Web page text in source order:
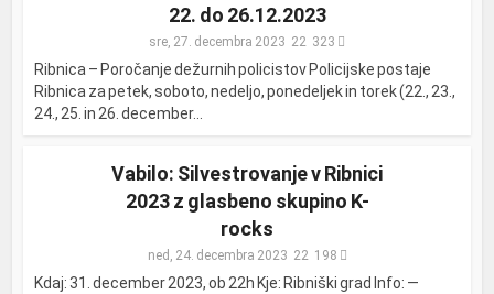
22. do 26.12.2023
sre, 27. decembra 2023 323
Ribnica – Poročanje dežurnih policistov Policijske postaje
Ribnica za petek, soboto, nedeljo, ponedeljek in torek (22., 23.,
24., 25. in 26. december...
Vabilo: Silvestrovanje v Ribnici
2023 z glasbeno skupino K-
rocks
ned, 24. decembra 2023 198
Kdaj: 31. december 2023, ob 22h Kje: Ribniški grad Info: —